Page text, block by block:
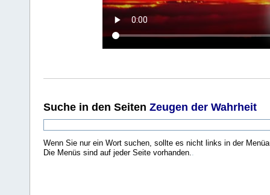
Suche in den Seiten Zeugen der Wahrheit
Wenn Sie nur ein Wort suchen, sollte es nicht links in der
Die Menüs sind auf jeder Seite vorhanden..